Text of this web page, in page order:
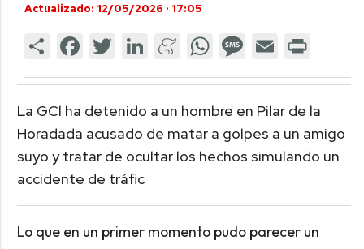
Actualizado: 12/05/2026 · 17:05
La GCl ha detenido a un hombre en Pilar de la
Horadada acusado de matar a golpes a un amigo
suyo y tratar de ocultar los hechos simulando un
accidente de tráfic
Lo que en un primer momento pudo parecer un